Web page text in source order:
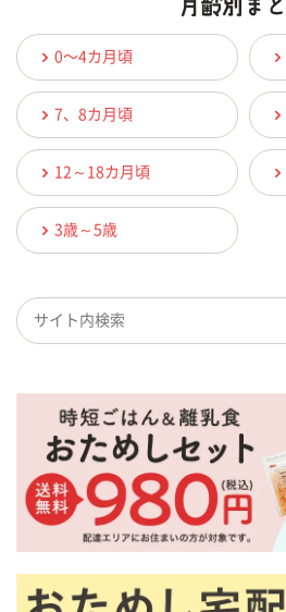
0〜4カ月頃
7、8カ月頃
12～18カ月頃
3歳～5歳
検索キーワード入力